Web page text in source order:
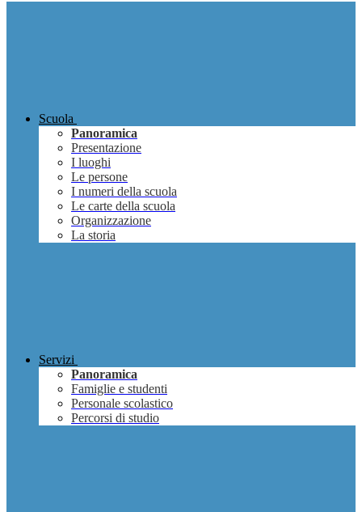
Scuola
Panoramica
Presentazione
I luoghi
Le persone
I numeri della scuola
Le carte della scuola
Organizzazione
La storia
Servizi
Panoramica
Famiglie e studenti
Personale scolastico
Percorsi di studio